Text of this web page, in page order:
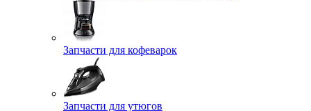
Запчасти для кофеварок
Запчасти для утюгов